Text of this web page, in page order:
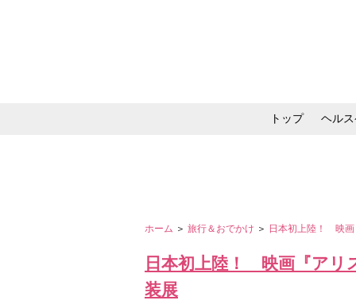
トップ ヘル
ホーム ＞ 旅行＆おでかけ ＞ 日本初上陸！ 映画
日本初上陸！ 映画『アリ
装展